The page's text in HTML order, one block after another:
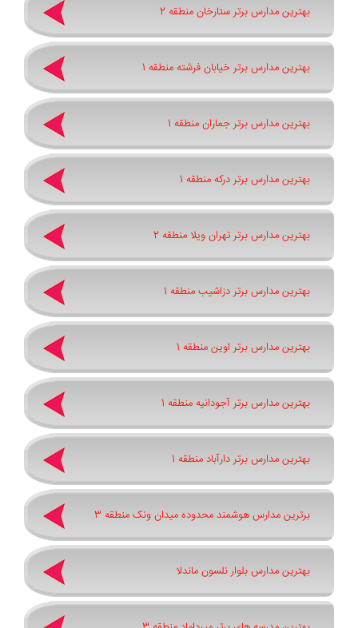
بهترین مدارس برتر ستارخان منطقه 2
بهترین مدارس برتر خیابان فرشته منطقه 1
بهترین مدارس برتر جماران منطقه 1
بهترین مدارس برتر درکه منطقه 1
بهترین مدارس برتر تهران ویلا منطقه 2
بهترین مدارس برتر دزاشیب منطقه 1
بهترین مدارس برتر اوین منطقه 1
بهترین مدارس برتر آجودانیه منطقه 1
بهترین مدارس برتر دارآباد منطقه 1
برترین مدارس هوشمند محدوده میدان ونک منطقه 3
بهترین مدارس بلوار نلسون ماندلا